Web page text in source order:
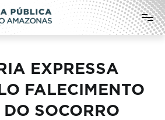
do Estado do
EXPRESSA
FALECIMENTO
SOCORRO